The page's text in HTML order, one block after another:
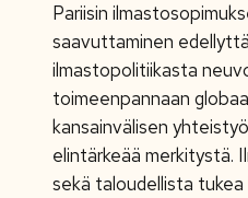
Pariisin
saavuttaminen
ilmastopolitiikasta
toimeenpannaan
kansainvälisen
elintärkeää merkitystä.
sekä taloudellista